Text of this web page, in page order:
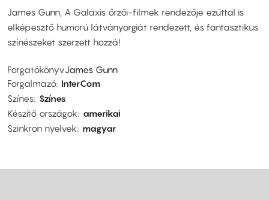
James Gunn, A Galaxis őrzői-filmek rendezője ezúttal is
elképesztő humorú látványorgiát rendezett, és fantasztikus
színészeket szerzett hozzá!
ForgatókönyvJames Gunn
Forgalmazó InterCom
Színes Színes
Készítő országok
amerikai
Szinkron nyelvek
magyar